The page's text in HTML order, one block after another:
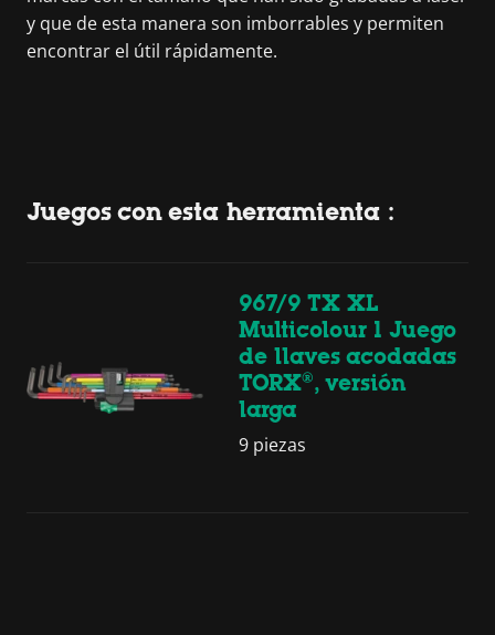
y que de esta manera son imborrables y permiten
encontrar el útil rápidamente.
Juegos con esta herramienta :
967/9 TX XL
Multicolour 1 Juego
de llaves acodadas
TORX®, versión
larga
9 piezas